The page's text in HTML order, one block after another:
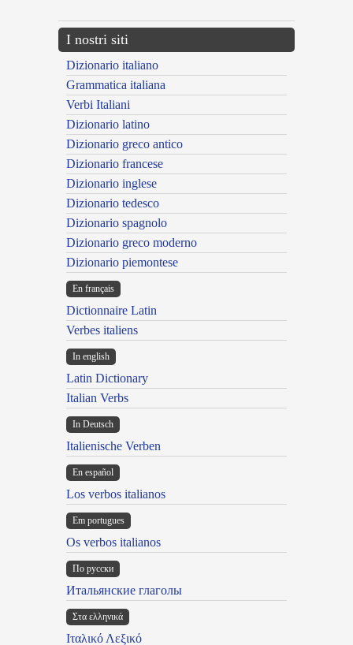
I nostri siti
Dizionario italiano
Grammatica italiana
Verbi Italiani
Dizionario latino
Dizionario greco antico
Dizionario francese
Dizionario inglese
Dizionario tedesco
Dizionario spagnolo
Dizionario greco moderno
Dizionario piemontese
En français
Dictionnaire Latin
Verbes italiens
In english
Latin Dictionary
Italian Verbs
In Deutsch
Italienische Verben
En español
Los verbos italianos
Em portugues
Os verbos italianos
По русски
Итальянские глаголы
Στα ελληνικά
Ιταλικό Λεξικό